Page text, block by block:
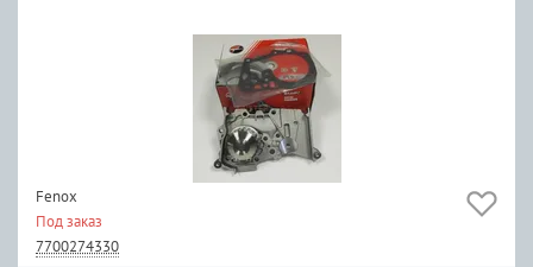
Fenox
Под заказ
7700274330